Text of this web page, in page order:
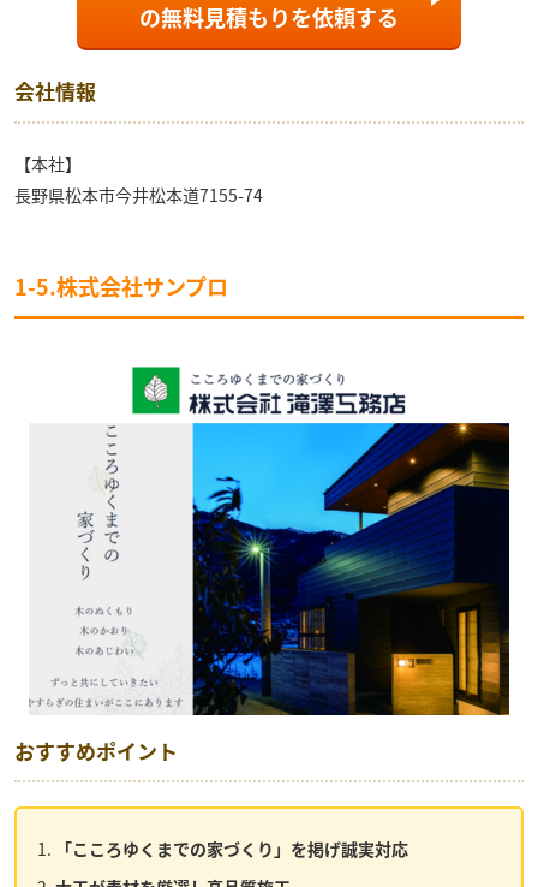
の無料見積もりを依頼する
会社情報
【本社】
長野県松本市今井松本道7155-74
1-5.株式会社サンプロ
おすすめポイント
「こころゆくまでの家づくり」を掲げ誠実対応